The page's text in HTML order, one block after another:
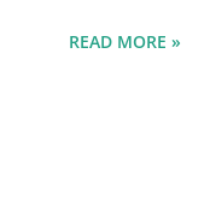
को नई राजधानी बनाकर
रूप में शासन स्थापित किया
READ MORE »